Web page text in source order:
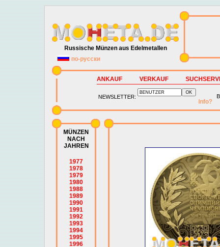
Russische Münzen aus Edelmetallen
по-русски
ANKAUF VERKAUF
NEWSLETTER:
Info?
MÜNZEN
NACH
JAHREN
1977
1978
1979
1980
1988
1989
1990
1991
1992
1993
1994
1995
1996